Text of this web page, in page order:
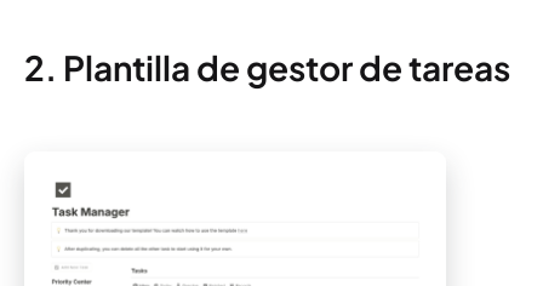
2. Plantilla de gestor de tareas